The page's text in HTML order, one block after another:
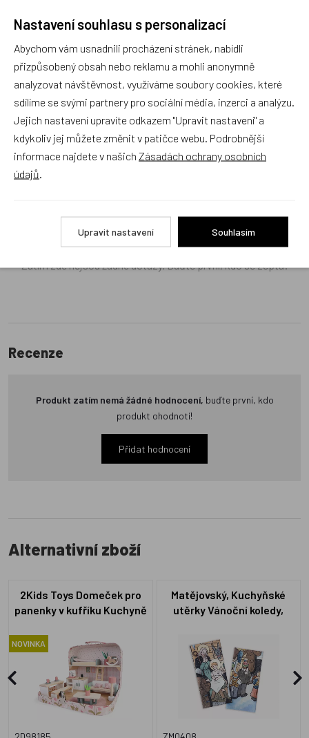
Náš sortiment dokonale známe a rádi Vám poradíme
s výběrem (Po–Pá, 10–17 hod).
Jsme tu vždy rádi pro Vás! Váš rodinný obchod
Dráček.cz
Položit dotaz
Recenze v detailu produktu a texty od zákazníků v poradně
odrážejí výhradně názory a stanoviska zákazníků. Provozovatel
Zatím zde nejsou žádné dotazy. Buďte první, kdo se zeptá!
Recenze
Produkt zatím nemá žádné hodnocení, buďte první, kdo
produkt ohodnotí!
Přidat hodnocení
Alternativní zboží
2Kids Toys Domeček pro
panenky v kufříku Kuchyně
NOVINKA
Matějovský, Kuchyňské
utěrky Vánoční koledy,
Nastavení souhlasu s personalizací
Abychom vám usnadnili procházení stránek, nabídli
přizpůsobený obsah nebo reklamu a mohli anonymně
analyzovat návštěvnost, využíváme soubory cookies, které
sdílíme se svými partnery pro sociální média, inzerci a analýzu.
Jejich nastavení upravíte odkazem "Upravit nastavení" a
kdykoliv jej můžete změnit v patičce webu. Podrobnější
informace najdete v našich Zásadách ochrany osobních
údajů
Upravit nastavení Souhlasím